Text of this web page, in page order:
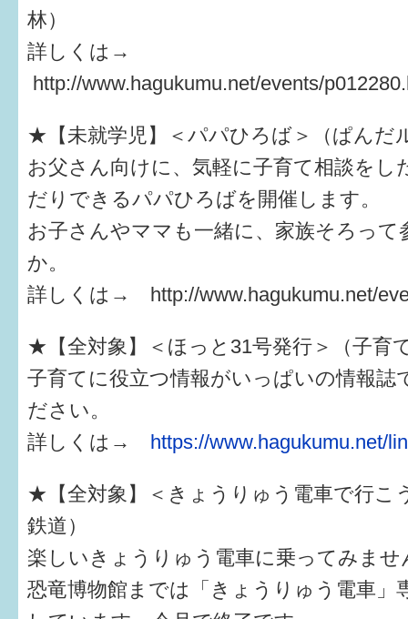
林）
詳しくは→
http://www.hagukumu.net/events/
★【未就学児】＜パパひろば＞（ぱんだ
お父さん向けに、気軽に子育て相談をし
だりできるパパひろばを開催します。
お子さんやママも一緒に、家族そろって
か。
詳しくは→ http://www.hagukumu.net/
★【全対象】＜ほっと31号発行＞（子育
子育てに役立つ情報がいっぱいの情報誌
ださい。
詳しくは→ https://www.hagukumu.net/
★【全対象】＜きょうりゅう電車で行こ
鉄道）
楽しいきょうりゅう電車に乗ってみませ
恐竜博物館までは「きょうりゅう電車」